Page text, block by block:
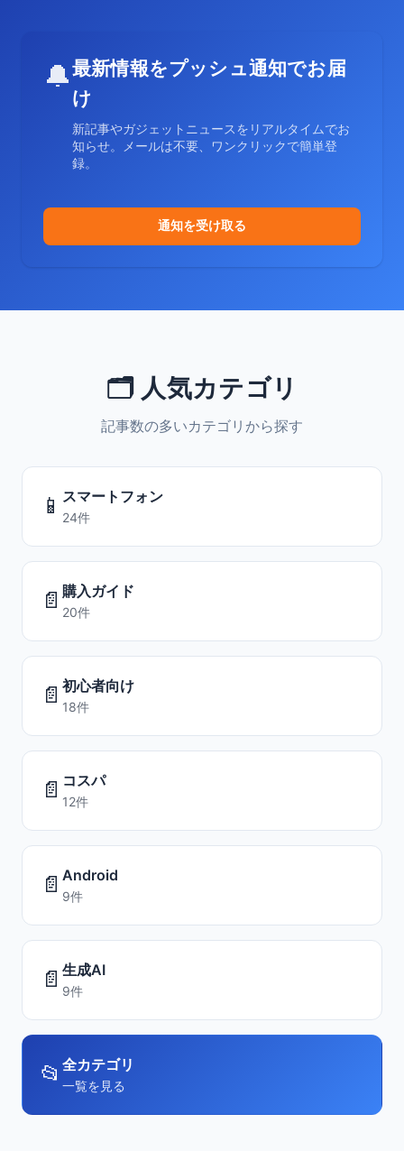
🔔最新情報をプッシュ通知でお届
け
新記事やガジェットニュースをリアルタイムでお
知らせ。メールは不要、ワンクリックで簡単登
録。
通知を受け取る
🗂️ 人気カテゴリ
記事数の多いカテゴリから探す
📱 スマートフォン
24件
📄 購入ガイド
20件
📄 初心者向け
18件
📄 コスパ
12件
📄 Android
9件
📄 生成AI
9件
📂 全カテゴリ
一覧を見る